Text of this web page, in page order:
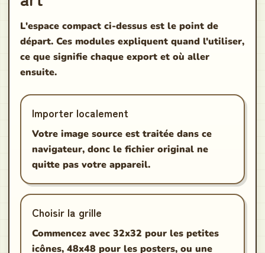
L'espace compact ci-dessus est le point de
départ. Ces modules expliquent quand l'utiliser,
ce que signifie chaque export et où aller
ensuite.
Importer localement
Votre image source est traitée dans ce
navigateur, donc le fichier original ne
quitte pas votre appareil.
Choisir la grille
Commencez avec 32x32 pour les petites
icônes, 48x48 pour les posters, ou une